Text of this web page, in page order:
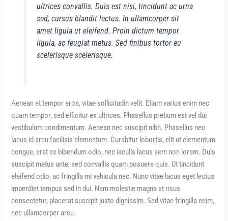
ultrices convallis. Duis est nisi, tincidunt ac urna
sed, cursus blandit lectus. In ullamcorper sit
amet ligula ut eleifend. Proin dictum tempor
ligula, ac feugiat metus. Sed finibus tortor eu
scelerisque scelerisque.
Aenean et tempor eros, vitae sollicitudin velit. Etiam varius enim nec
quam tempor, sed efficitur ex ultrices. Phasellus pretium est vel dui
vestibulum condimentum. Aenean nec suscipit nibh. Phasellus nec
lacus id arcu facilisis elementum. Curabitur lobortis, elit ut elementum
congue, erat ex bibendum odio, nec iaculis lacus sem non lorem. Duis
suscipit metus ante, sed convallis quam posuere quis. Ut tincidunt
eleifend odio, ac fringilla mi vehicula nec. Nunc vitae lacus eget lectus
imperdiet tempus sed in dui. Nam molestie magna at risus
consectetur, placerat suscipit justo dignissim. Sed vitae fringilla enim,
nec ullamcorper arcu.